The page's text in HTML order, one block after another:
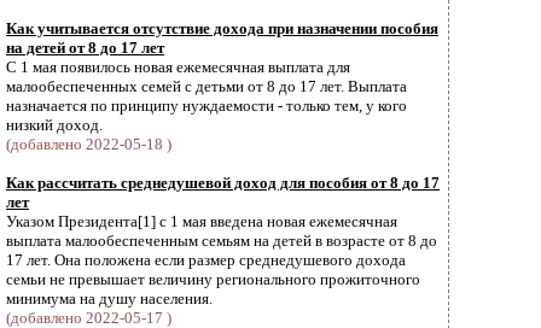
Как учитывается отсутствие дохода при назначении пособия
на детей от 8 до 17 лет
С 1 мая появилось новая ежемесячная выплата для
малообеспеченных семей с детьми от 8 до 17 лет. Выплата
назначается по принципу нуждаемости - только тем, у кого
низкий доход.
(добавлено 2022-05-18 )
Как рассчитать среднедушевой доход для пособия от 8 до 17
лет
Указом Президента[1] с 1 мая введена новая ежемесячная
выплата малообеспеченным семьям на детей в возрасте от 8 до
17 лет. Она положена если размер среднедушевого дохода
семьи не превышает величину регионального прожиточного
минимума на душу населения.
(добавлено 2022-05-17 )